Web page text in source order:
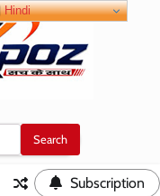
Subscription
Hindi